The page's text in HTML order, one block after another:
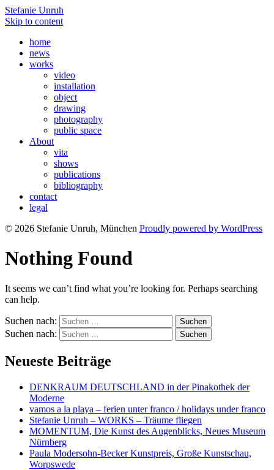
Stefanie Unruh
Skip to content
home
news
works
video
installation
object
drawing
photography
public space
About
vita
shows
publications
bibliography
contact
legal
© 2026 Stefanie Unruh, München Proudly powered by WordPress
Nothing Found
It seems we can’t find what you’re looking for. Perhaps searching
can help.
Suchen nach:
Suchen nach:
Neueste Beiträge
DENKRAUM DEUTSCHLAND in der Pinakothek der
Moderne
vamos a la playa – ferien unter franco / holidays under franco
Stefanie Unruh – WORKS – Träume fliegen
MOMENTUM, Die Kunst des Augenblicks, Neues Museum
Nürnberg
Paula Modersohn-Becker Kunstpreis, Große Kunstschau,
Worpswede